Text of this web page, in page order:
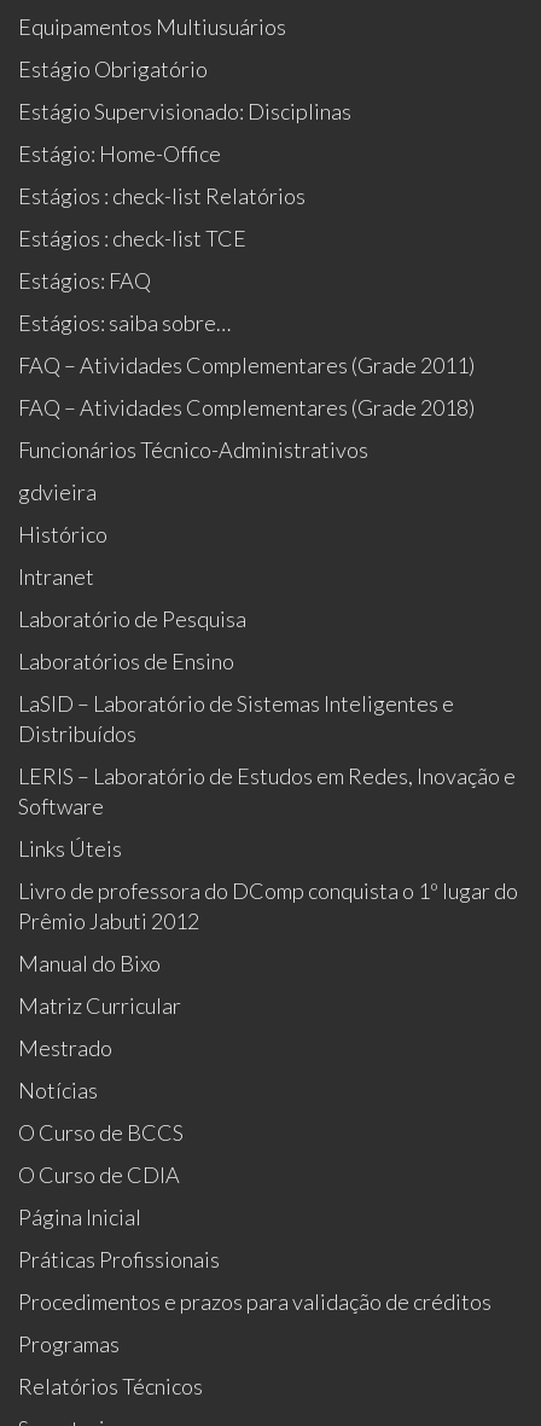
Equipamentos Multiusuários
Estágio Obrigatório
Estágio Supervisionado: Disciplinas
Estágio: Home-Office
Estágios : check-list Relatórios
Estágios : check-list TCE
Estágios: FAQ
Estágios: saiba sobre…
FAQ – Atividades Complementares (Grade 2011)
FAQ – Atividades Complementares (Grade 2018)
Funcionários Técnico-Administrativos
gdvieira
Histórico
Intranet
Laboratório de Pesquisa
Laboratórios de Ensino
LaSID – Laboratório de Sistemas Inteligentes e
Distribuídos
LERIS – Laboratório de Estudos em Redes, Inovação e
Software
Links Úteis
Livro de professora do DComp conquista o 1º lugar do
Prêmio Jabuti 2012
Manual do Bixo
Matriz Curricular
Mestrado
Notícias
O Curso de BCCS
O Curso de CDIA
Página Inicial
Práticas Profissionais
Procedimentos e prazos para validação de créditos
Programas
Relatórios Técnicos